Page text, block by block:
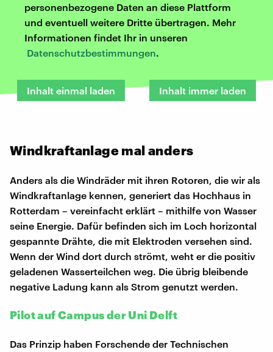
personenbezogene Daten an diese Plattform
und eventuell weitere Dritte übertragen. Mehr
Informationen findet Ihr in unseren
Datenschutzbestimmungen.
Inhalt einmal laden Inhalt immer laden
Windkraftanlage mal anders
Anders als die Windräder mit ihren Rotoren, die wir als
Windkraftanlage kennen, generiert das Hochhaus in
Rotterdam – vereinfacht erklärt – mithilfe von Wasser
seine Energie. Dafür befinden sich im Loch horizontal
gespannte Drähte, die mit Elektroden versehen sind.
Wenn der Wind dort durch strömt, weht er die positiv
geladenen Wasserteilchen weg. Die übrig bleibende
negative Ladung kann als Strom genutzt werden.
Pilot auf Campus der Uni Delft
Das Prinzip haben Forschende der Technischen